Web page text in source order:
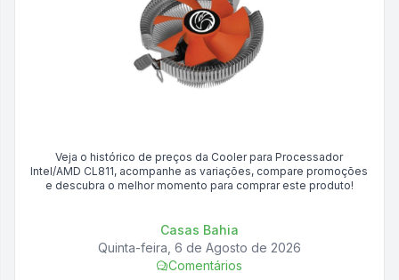
Veja o histórico de preços da Cooler para Processador
Intel/AMD CL811, acompanhe as variações, compare promoções
e descubra o melhor momento para comprar este produto!
Casas Bahia
Quinta-feira, 6 de Agosto de 2026
Comentários